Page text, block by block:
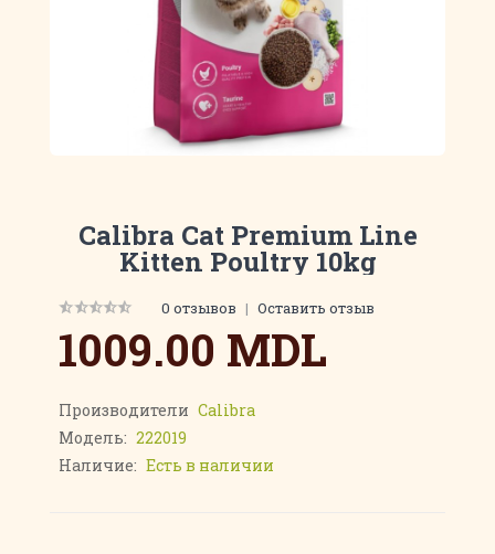
Calibra Cat Premium Line
Kitten Poultry 10kg
0 отзывов | Оставить отзыв
1009.00 MDL
Производители Calibra
Модель: 222019
Наличие: Есть в наличии